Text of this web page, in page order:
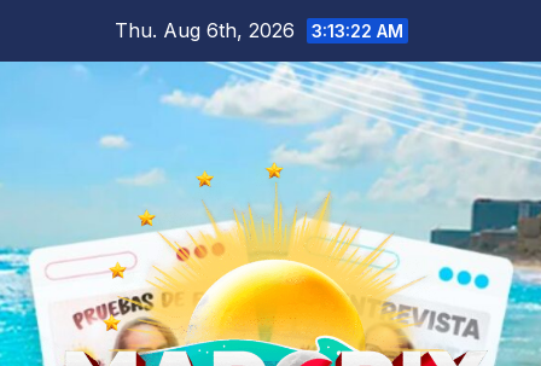
Thu. Aug 6th, 2026 3:13:24 AM